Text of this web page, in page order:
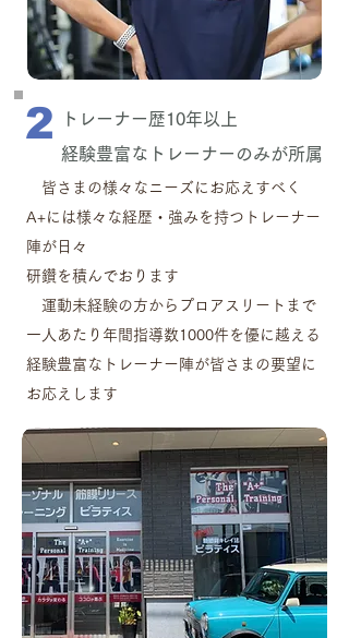
2
​トレーナー歴10年以上
​経験豊富なトレーナーのみが所属
皆さ まの様々なニーズにお応えすべく
A+には様々な経歴・強みを持つトレーナー
陣が日々
研鑽を積んでおります
運動未経験の方からプロアスリートまで
一人あたり年間指導数1000件を優に越える
経験豊富なトレーナー陣が皆さまの要望に
お応えします